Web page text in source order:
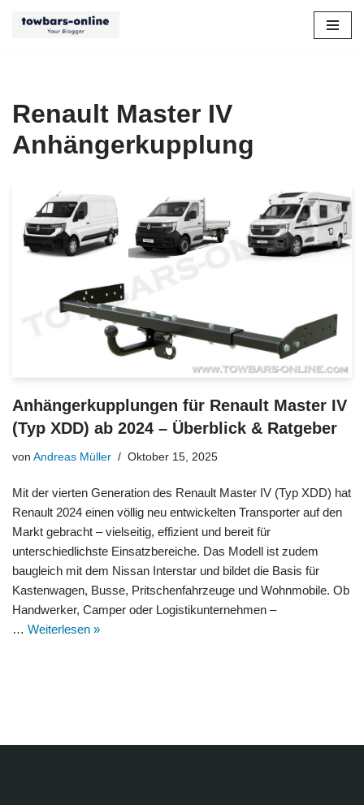
Renault Master IV
Anhängerkupplung
Anhängerkupplungen für Renault Master IV
(Typ XDD) ab 2024 – Überblick & Ratgeber
von Andreas Müller Oktober 15, 2025
Mit der vierten Generation des Renault Master IV (Typ XDD) hat
Renault 2024 einen völlig neu entwickelten Transporter auf den
Markt gebracht – vielseitig, effizient und bereit für
unterschiedlichste Einsatzbereiche. Das Modell ist zudem
baugleich mit dem Nissan Interstar und bildet die Basis für
Kastenwagen, Busse, Pritschenfahrzeuge und Wohnmobile. Ob
Handwerker, Camper oder Logistikunternehmen –
… Weiterlesen »